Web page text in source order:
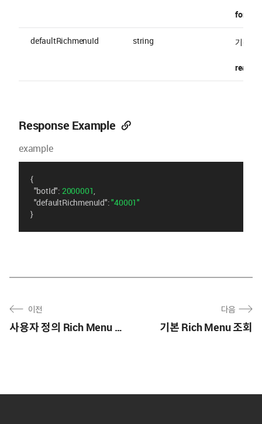
format
defaultRichmenuId string 기본으
Response Example
example
{
"botId": 2000001,
"defaultRichmenuId": "40001"
}
이전
사용자 정의 Rich Menu 삭제
다음
기본 Rich Menu 조회